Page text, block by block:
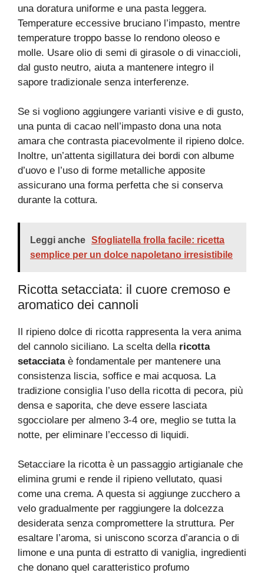
una doratura uniforme e una pasta leggera.
Temperature eccessive bruciano l’impasto, mentre
temperature troppo basse lo rendono oleoso e
molle. Usare olio di semi di girasole o di vinaccioli,
dal gusto neutro, aiuta a mantenere integro il
sapore tradizionale senza interferenze.
Se si vogliono aggiungere varianti visive e di gusto,
una punta di cacao nell’impasto dona una nota
amara che contrasta piacevolmente il ripieno dolce.
Inoltre, un’attenta sigillatura dei bordi con albume
d’uovo e l’uso di forme metalliche apposite
assicurano una forma perfetta che si conserva
durante la cottura.
Leggi anche Sfogliatella frolla facile: ricetta
semplice per un dolce napoletano irresistibile
Ricotta setacciata: il cuore cremoso e
aromatico dei cannoli
Il ripieno dolce di ricotta rappresenta la vera anima
del cannolo siciliano. La scelta della ricotta
setacciataè fondamentale per mantenere una
consistenza liscia, soffice e mai acquosa. La
tradizione consiglia l’uso della ricotta di pecora, più
densa e saporita, che deve essere lasciata
sgocciolare per almeno 3-4 ore, meglio se tutta la
notte, per eliminare l’eccesso di liquidi.
Setacciare la ricotta è un passaggio artigianale che
elimina grumi e rende il ripieno vellutato, quasi
come una crema. A questa si aggiunge zucchero a
velo gradualmente per raggiungere la dolcezza
desiderata senza compromettere la struttura. Per
esaltare l’aroma, si uniscono scorza d’arancia o di
limone e una punta di estratto di vaniglia, ingredienti
che donano quel caratteristico profumo